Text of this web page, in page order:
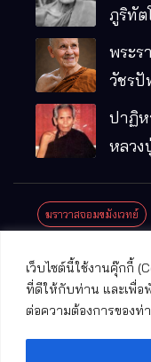
เว็บไซต์นี้ใช้งานคุ๊กกี้
ที่ดีให้กับท่าน และเพื่
ต่อความต้องการของท่
ภูริทัต
พระอ
ผู้เป็น
รมฐา
พระร
วัชรปั
คุณ (
ปู่บัว
แล้ว
อ.แม่
จ.เชี
ปาฏิ
หลวง
มณี
ฆราวาสจอมขมังเวทย์
ปาฏิหาริย์พระเครื่อง
พระพุทธรูปศักดิ์สิทธิ์